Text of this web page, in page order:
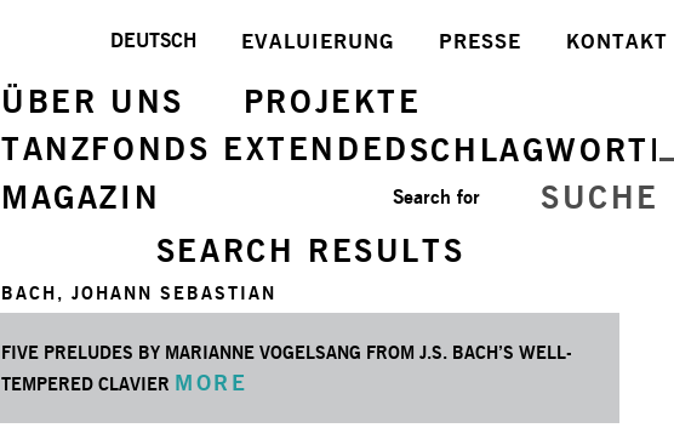
KONTAKT
PRESSE
EVALUIERUNG
DEUTSCH
ÜBER UNS
PROJEKTE
TANZFONDS EXTENDEDSCHLAGWORTE
MAGAZIN
SUCHE
Search for
SEARCH RESULTS
BACH, JOHANN SEBASTIAN
FIVE PRELUDES BY MARIANNE VOGELSANG FROM J.S. BACH’S WELL-
TEMPERED CLAVIER MORE